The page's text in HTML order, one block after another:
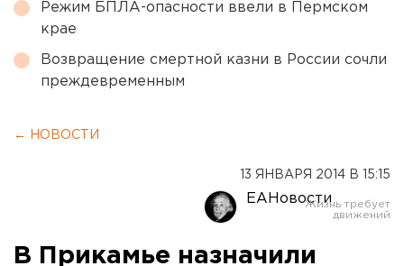
Режим БПЛА-опасности ввели в Пермском
крае
Возвращение смертной казни в России сочли
преждевременным
← НОВОСТИ
13 ЯНВАРЯ 2014 В 15:15
ЕАНовости
В Прикамье назначили